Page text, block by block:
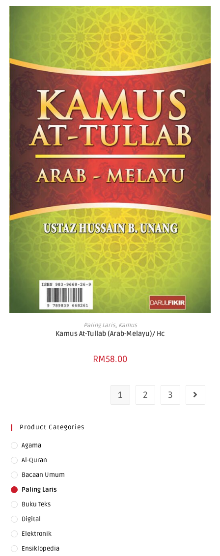
ADD TO CART
Paling Laris, Kamus
Kamus At-Tullab (Arab-Melayu)/ Hc
RM58.00
1 2 3
Product Categories
Agama
Al-Quran
Bacaan Umum
Paling Laris
Buku Teks
Digital
Elektronik
Ensiklopedia